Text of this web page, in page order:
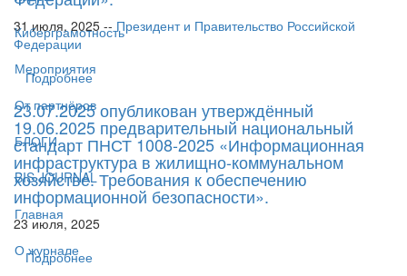
Киберграмотность
Мероприятия
От партнёров
БЛОГИ
BIS JOURNAL
Главная
О журнале
31 июля, 2025 -- Президент и Правительство Российской
Федерации
Подробнее
23.07.2025 опубликован утверждённый
19.06.2025 предварительный национальный
стандарт ПНСТ 1008-2025 «Информационная
инфраструктура в жилищно-коммунальном
хозяйстве. Требования к обеспечению
информационной безопасности».
23 июля, 2025
Подробнее